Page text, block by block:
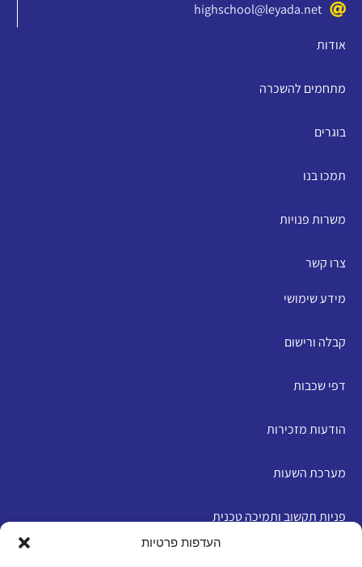
העדפות פרטיות
highschool@leyada.net
אודות
מתחמים להשכרה
בוגרים
תמכו בנו
משרות פנויות
צרו קשר
מידע שימושי
קבלה ורישום
דפי שכבות
הודעות מזכירות
מערכת השעות
פניות תקשוב ותמיכה טכנית